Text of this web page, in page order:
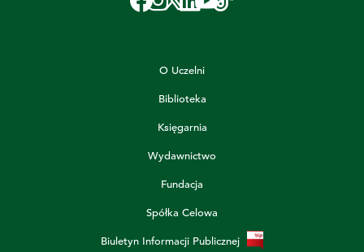
O Uczelni
Biblioteka
Księgarnia
Wydawnictwo
Fundacja
Spółka Celowa
Biuletyn Informacji Publicznej